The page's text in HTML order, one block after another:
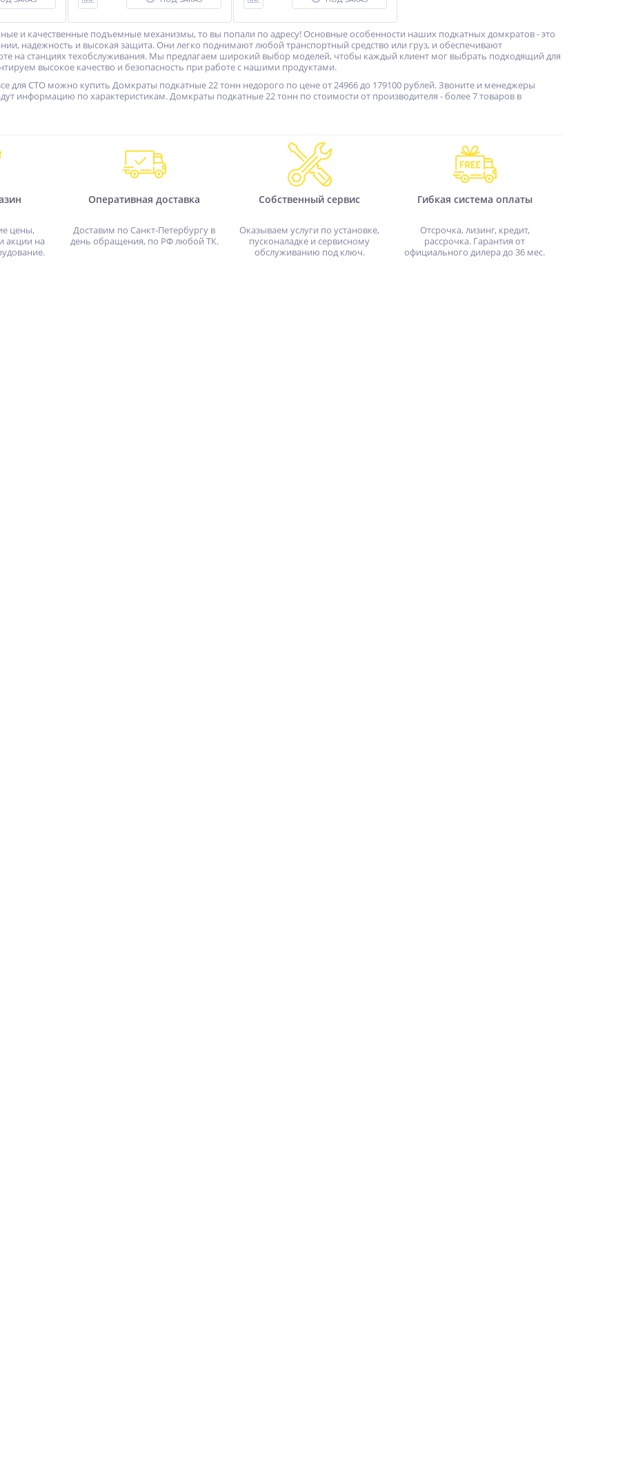
и качественные подъемные механизмы, то вы попали по адресу! Основные особенности наших подкатных домкратов - это
надежность и высокая защита. Они легко поднимают любой транспортный средство или груз, и обеспечивают
на станциях техобслуживания. Мы предлагаем широкий выбор моделей, чтобы каждый клиент мог выбрать подходящий для
высокое качество и безопасность при работе с нашими продуктами.
для СТО можно купить Домкраты подкатные 22 тонн недорого по цене от 24966 до 179100 рублей. Звоните и менеджеры
информацию по характеристикам. Домкраты подкатные 22 тонн по стоимости от производителя - более 7 товаров в
цены,
акции на
Оперативная доставка
Доставим по Санкт-Петербургу в
день обращения, по РФ любой ТК.
Собственный сервис
Оказываем услуги по установке,
пусконаладке и сервисному
обслуживанию под ключ.
Гибкая система оплаты
Отсрочка, лизинг, кредит,
рассрочка. Гарантия от
официального дилера до 36 мес.